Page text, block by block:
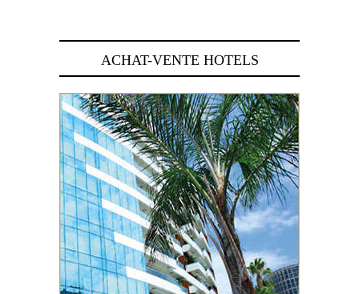
ACHAT-VENTE HOTELS